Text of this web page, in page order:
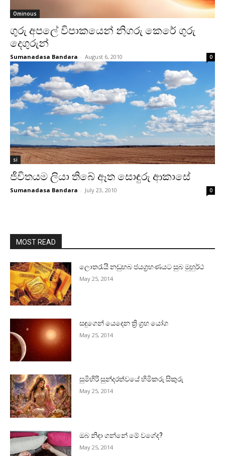
Ominous
ගුරු අපලේ විපාකයෙන් නිගරු කෙරේ ගුරු
දෙගුරුන්
Sumanadasa Bandara - August 6, 2010 0
si
ජීවිතයම ලියා තිබේ ඈත සොඳුරු ආකාසේ
Sumanadasa Bandara - July 23, 2010 0
MOST READ
ලොතරැයි නඩුහබ ජයග්‍රහණයට සුබ මුහුර්ථ
May 25, 2014
සඳුගෙන් යෙදෙන ත්‍රි ග්‍රහ යෝග
May 25, 2014
සුමිහිරි සුන්දරත්වයේ හිමිකරු සිකුරු
May 25, 2014
ඔබ නිදා ගන්නේ මේ වගේද?
May 25, 2014